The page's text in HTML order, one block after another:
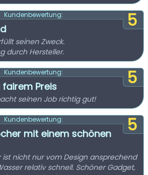
5
Kundenbewertung:
seinen Zweck.
durch Hersteller.
5
Kundenbewertung:
fairem Preis
seinen Job richtig gut!
5
Kundenbewertung:
mit einem schönen
ist nicht nur vom Design ansprechend
relativ schnell. Schöner Gadget,